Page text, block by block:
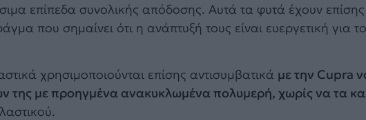
επίπεδα συνολικής απόδοσης. Αυτά τα φυτά έχουν επίσης
που σημαίνει ότι η ανάπτυξή τους είναι ευεργετική για το
χρησιμοποιούνται επίσης αντισυμβατικά με την Cupra
της με προηγμένα ανακυκλωμένα πολυμερή, χωρίς να τα